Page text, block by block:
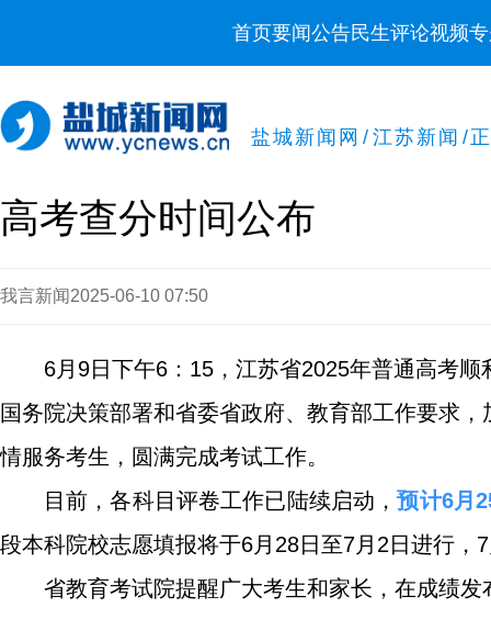
首页要闻公告民生评论视频
盐城新闻网 / 江苏新闻 /
高考查分时间公布
我言新闻 2025-06-10 07:50
6月9日下午6：15，江苏省2025年普通高考
国务院决策部署和省委省政府、教育部工作要求
情服务考生，圆满完成考试工作。
目前，各科目评卷工作已陆续启动，预计6月
段本科院校志愿填报将于6月28日至7月2日进行，
省教育考试院提醒广大考生和家长，在成绩